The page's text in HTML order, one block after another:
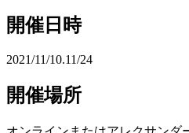
開催日時
2021/11/10.11/24
開催場所